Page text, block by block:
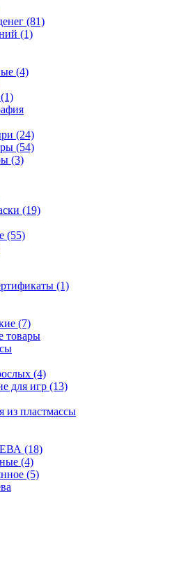
(81)
(1)
(4)
(24)
(54)
(3)
(19)
(55)
(1)
(7)
товары
(4)
для игр (13)
из пластмассы
(18)
(4)
(5)